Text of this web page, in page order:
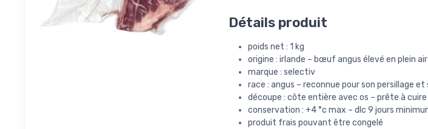
Détails produit
poids net : 1 kg
origine : irlande – bœuf angus élevé en plein air
marque : selectiv
race : angus – reconnue pour son persillage
découpe : côte entière avec os – prête à cuire
conservation : +4 °c max – dlc 9 jours
produit frais pouvant être congelé